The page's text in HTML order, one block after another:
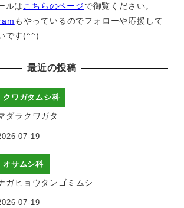
ルは こちらのページで御覧ください。
もやっているのでフォローや応援して
です(^^)
最近の投稿
クワガタムシ科
ダラクワガタ
07-19
オサムシ科
ガヒョウタンゴミムシ
07-19